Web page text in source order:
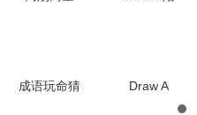
成语玩命猜
Draw A